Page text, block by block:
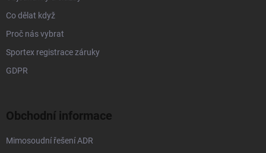
Co dělat když
Proč nás vybrat
Sportex registrace záruky
GDPR
Obchodní informace
Mimosoudní řešení ADR